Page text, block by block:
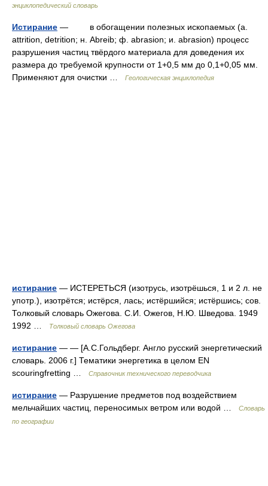
энциклопедический словарь
Истирание — в обогащении полезных ископаемыx (a.
attrition, detrition; н. Abreib; ф. abrasion; и. abrasion) процесс
разрушения частиц твёрдого материала для доведения их
размера до требуемой крупности от 1+0,5 мм до 0,1+0,05 мм.
Применяют для очистки …
Геологическая энциклопедия
истирание — ИСТЕРЕТЬСЯ (изотрусь, изотрёшься, 1 и 2 л. не
употр.), изотрётся; истёрся, лась; истёршийся; истёршись; сов.
Толковый словарь Ожегова. С.И. Ожегов, Н.Ю. Шведова. 1949
1992 …
Толковый словарь Ожегова
истирание — — [А.С.Гольдберг. Англо русский энергетический
словарь. 2006 г.] Тематики энергетика в целом EN
scouringfretting …
Справочник технического переводчика
истирание — Разрушение предметов под воздействием
мельчайших частиц, переносимых ветром или водой …
Словарь
по географии